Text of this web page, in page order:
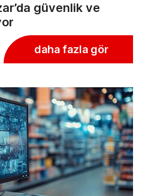
güvenlik ve
daha fazla gör